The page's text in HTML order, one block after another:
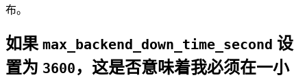
布。
如果 max_backend_down_time_second 设
置为 3600 ，这是否意味着我必须在一小